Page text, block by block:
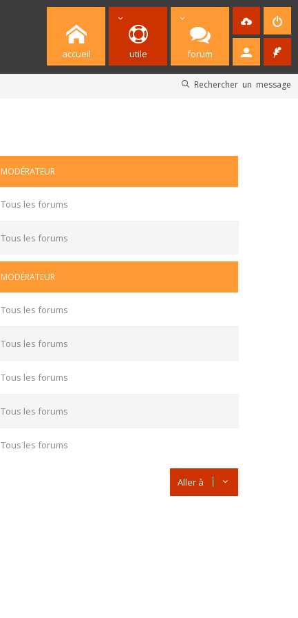
accueil utile forum
Rechercher un message
MODÉRATEUR
Tous les forums
Tous les forums
MODÉRATEUR
Tous les forums
Tous les forums
Tous les forums
Tous les forums
Tous les forums
Aller à